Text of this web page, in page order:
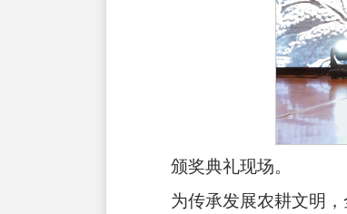
颁奖典礼现场。
为传承发展农耕文明